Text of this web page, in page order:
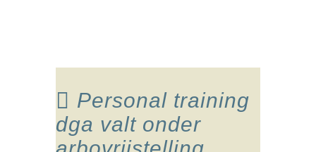
Personal training
dga valt onder